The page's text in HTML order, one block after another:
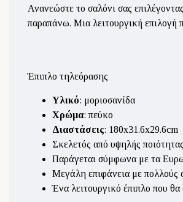
Ανανεώστε το σαλόνι σας
παραπάνω. Μια λειτουργική επιλογή
Έπιπλο τηλεόρασης
Υλικό: μοριοσανίδα
Χρώμα: πεύκο
Διαστάσεις: 180x31.6x29.6cm
Σκελετός από υψηλής
Παράγεται σύμφωνα με τα
Μεγάλη επιφάνεια με πολλούς
Ένα λειτουργικό έπιπλο που